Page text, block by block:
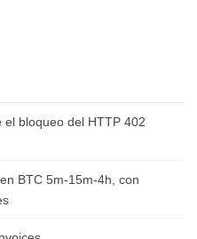
bloqueo del HTTP 402
BTC 5m-15m-4h, con